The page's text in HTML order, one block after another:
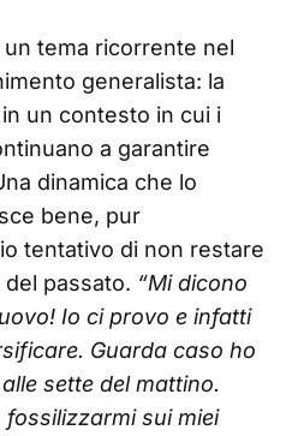
tema ricorrente nel
generalista: la
un contesto in cui i
a garantire
dinamica che lo
bene, pur
tentativo di non restare
passato. “Mi dicono
Io ci provo e infatti
Guarda caso ho
sette del mattino.
sui miei